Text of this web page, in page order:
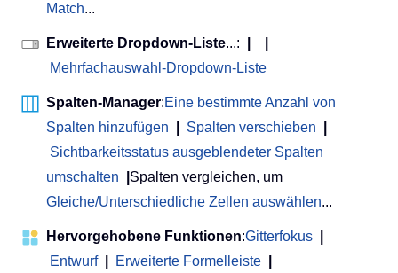
Match...
Erweiterte Dropdown-Liste...:
Mehrfachauswahl-Dropdown-Liste
Spalten-Manager:Eine bestimmte Anzahl von
Spalten hinzufügen
Spalten verschieben
Sichtbarkeitsstatus ausgeblendeter Spalten
umschalten
Spalten vergleichen, um
Gleiche/Unterschiedliche Zellen auswählen...
Hervorgehobene Funktionen:Gitterfokus
Entwurf
Erweiterte Formelleiste